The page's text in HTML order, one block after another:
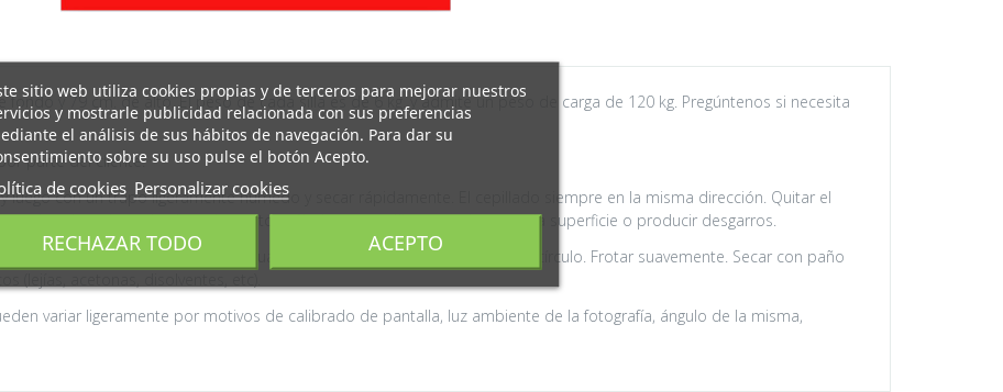
fondo y 79 cm. de alto. El peso de cada silla es de 6 kg. y admite un peso de carga de 120 kg. Pregúntenos si necesita
parte del cliente.
luego con un trapo ligeramente húmedo y secar rápidamente. El cepillado siempre en la misma dirección. Quitar el
de calor o luz solar. Los elementos afilados o metálicos pueden rayar la superficie o producir desgarros.
ligeramente humedecido en agua y jabón neutro con movimientos en círculo. Frotar suavemente. Secar con paño
(lejías, acetonas, disolventes, etc).
variar ligeramente por motivos de calibrado de pantalla, luz ambiente de la fotografía, ángulo de la misma,
sitio web utiliza cookies propias y de terceros para mejorar nuestros
y mostrarle publicidad relacionada con sus preferencias
el análisis de sus hábitos de navegación. Para dar su
sobre su uso pulse el botón Acepto.
de cookies Personalizar cookies
RECHAZAR TODO ACEPTO